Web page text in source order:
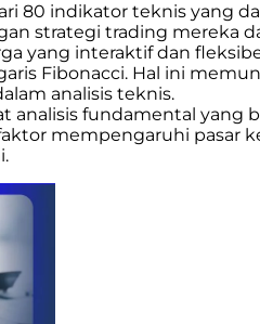
80 indikator teknis yang
strategi trading mereka
yang interaktif dan
Fibonacci. Hal ini
analisis teknis.
analisis fundamental yang
mempengaruhi pasar